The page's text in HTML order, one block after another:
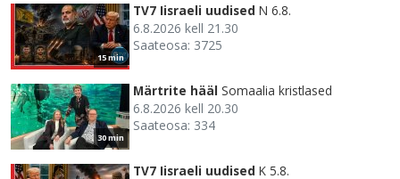
15 min
TV7 Iisraeli uudised N 6.8.
6.8.2026 kell 21.30
Saateosa: 3725
30 min
Märtrite hääl Somaalia kristlased
6.8.2026 kell 20.30
Saateosa: 334
TV7 Iisraeli uudised K 5.8.